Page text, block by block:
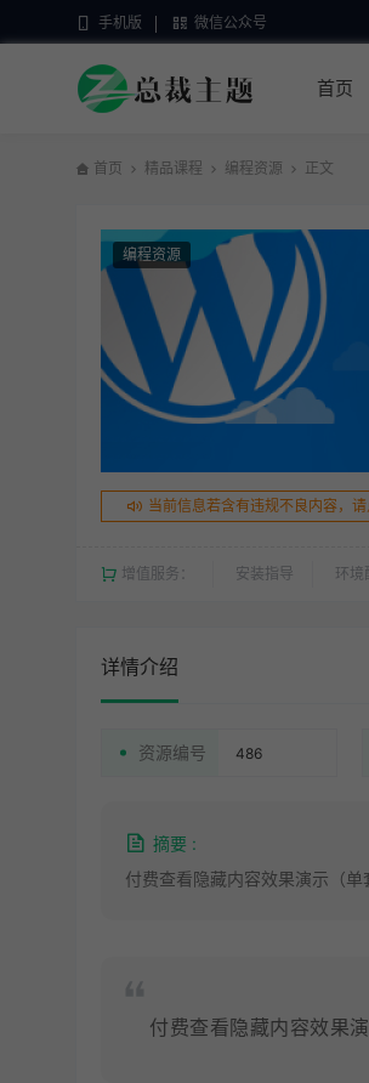
手机版 微信公众号
首页
首页 精品课程 编程资源 正文
编程资源
当前信息若含有违规不良内容，请
增值服务： 安装指导 环境
详情介绍
资源编号 486
摘要 :
付费查看隐藏内容效果演示（
付费查看隐藏内容效果